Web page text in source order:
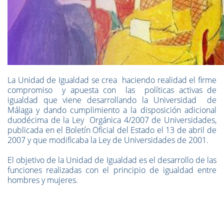
La Unidad de Igualdad se crea haciendo realidad el firme
compromiso y apuesta con las políticas activas de
igualdad que viene desarrollando la Universidad de
Málaga y dando cumplimiento a la disposición adicional
duodécima de la Ley Orgánica 4/2007 de Universidades,
publicada en el Boletín Oficial del Estado el 13 de abril de
2007 y que modificaba la Ley de Universidades de 2001.
El objetivo de la Unidad de Igualdad es el desarrollo de las
funciones realizadas con el principio de igualdad entre
hombres y mujeres.